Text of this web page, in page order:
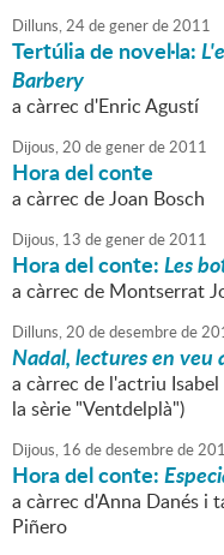
Dilluns,24degenerde2011
Tertúlia de novel·la:
Barbery
a càrrec d'Enric Agustí
Dijous,20 degenerde2011
Hora del conte
a càrrec de Joan Bosch
Dijous, 13 degenerde2011
Hora del conte:Les
a càrrec de Montserrat
Dilluns,20 dedesembrede
Nadal, lectures en veu
a càrrec de l'actriu
la sèrie "Ventdelplà")
Dijous, 16 dedesembrede
Hora del conte:
a càrrec d'Anna Danés i
Piñero